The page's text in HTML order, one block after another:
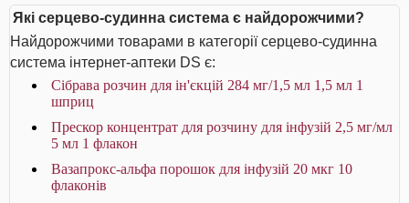
Які серцево-судинна система є найдорожчими?
Найдорожчими товарами в категорії серцево-судинна
система інтернет-аптеки DS є:
Сібрава розчин для ін'єкцій 284 мг/1,5 мл 1,5 мл 1
шприц
Прескор концентрат для розчину для інфузій 2,5 мг/мл
5 мл 1 флакон
Вазапрокс-альфа порошок для інфузій 20 мкг 10
флаконів